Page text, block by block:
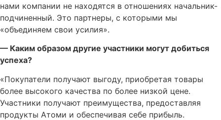
нами компании не находятся в отношениях начальник-
подчиненный. Это партнеры, с которыми мы
«объединяем свои усилия».
— Каким образом другие участники могут добиться
успеха?
«Покупатели получают выгоду, приобретая товары
более высокого качества по более низкой цене.
Участники получают преимущества, предоставляя
продукты Атоми и обеспечивая себе прибыль.